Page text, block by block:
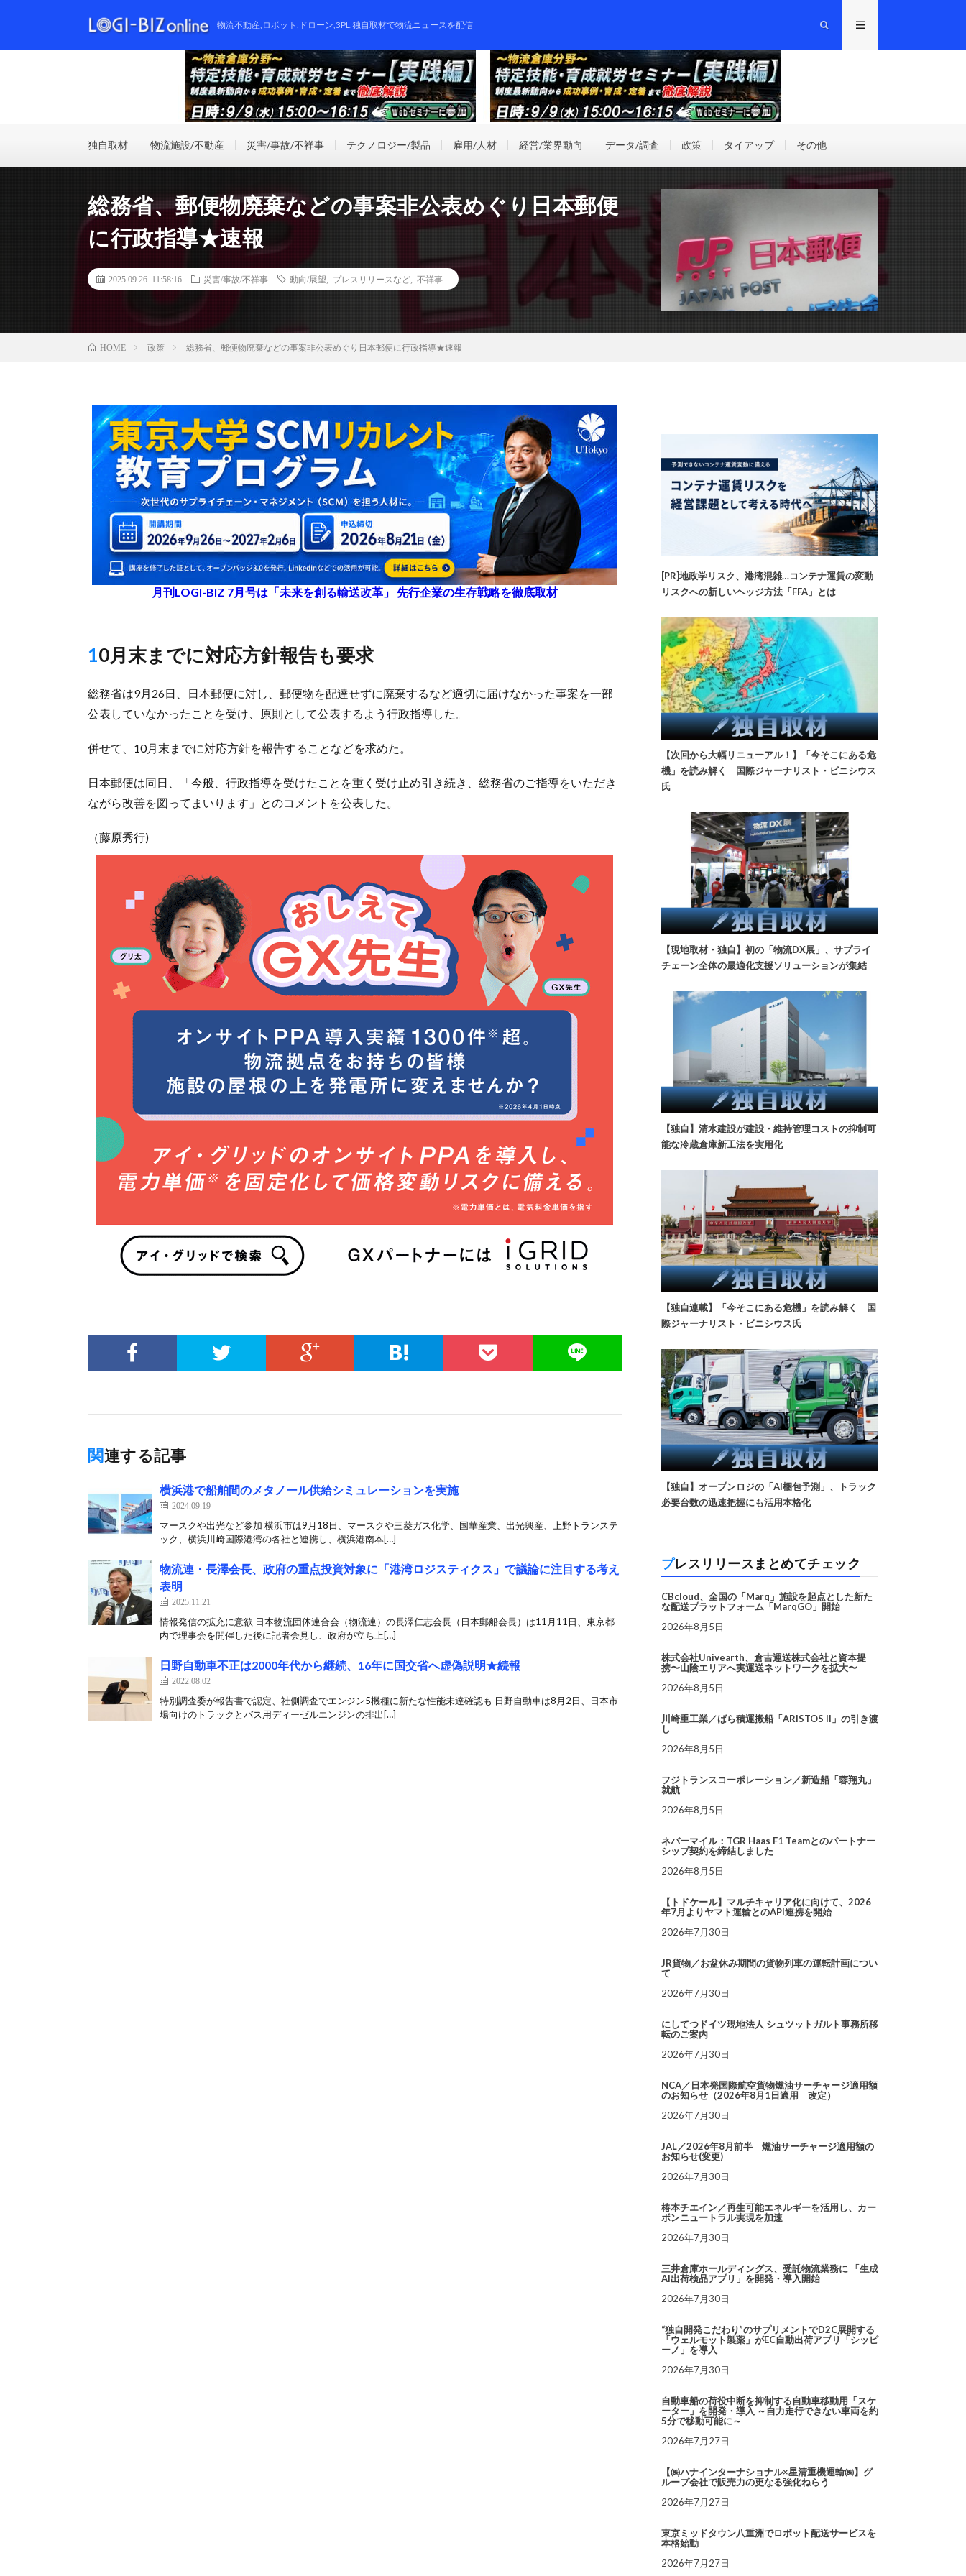
物流不動産,ロボット,ドローン,3PL,独自取材で物流ニュースを配信
独自取材 物流施設/不動産 災害/事故/不祥事 テクノロジー/製品 雇用/人材 経営/業界動向 データ/調査 政策 タイアップ その他
総務省、郵便物廃棄などの事案非公表めぐり日本郵便
に行政指導★速報
2025.09.26 11:58:16 災害/事故/不祥事 動向/展望 プレスリリースなど 不祥事
HOME 政策 総務省、郵便物廃棄などの事案非公表めぐり日本郵便に行政指導★速報
月刊LOGI-BIZ 7月号は「未来を創る輸送改革」 先行企業の生存戦略を徹底取材
10月末までに対応方針報告も要求
総務省は9月26日、日本郵便に対し、郵便物を配達せずに廃棄するなど適切に届けなかった事案を一部
公表していなかったことを受け、原則として公表するよう行政指導した。
併せて、10月末までに対応方針を報告することなどを求めた。
日本郵便は同日、「今般、行政指導を受けたことを重く受け止め引き続き、総務省のご指導をいただき
ながら改善を図ってまいります」とのコメントを公表した。
（藤原秀行)
関連する記事
横浜港で船舶間のメタノール供給シミュレーションを実施
2024.09.19
マースクや出光など参加 横浜市は9月18日、マースクや三菱ガス化学、国華産業、出光興産、上野トランステ
ック、横浜川崎国際港湾の各社と連携し、横浜港南本[…]
物流連・長澤会長、政府の重点投資対象に「港湾ロジスティクス」で議論に注目する考え
表明
2025.11.21
情報発信の拡充に意欲 日本物流団体連合会（物流連）の長澤仁志会長（日本郵船会長）は11月11日、東京都
内で理事会を開催した後に記者会見し、政府が立ち上[…]
日野自動車不正は2000年代から継続、16年に国交省へ虚偽説明★続報
2022.08.02
特別調査委が報告書で認定、社側調査でエンジン5機種に新たな性能未達確認も 日野自動車は8月2日、日本市
場向けのトラックとバス用ディーゼルエンジンの排出[…]
[PR]地政学リスク、港湾混雑…コンテナ運賃の変動
リスクへの新しいヘッジ方法「FFA」とは
【次回から大幅リニューアル！】「今そこにある危
機」を読み解く 国際ジャーナリスト・ビニシウス
氏
【現地取材・独自】初の「物流DX展」、サプライ
チェーン全体の最適化支援ソリューションが集結
【独自】清水建設が建設・維持管理コストの抑制可
能な冷蔵倉庫新工法を実用化
【独自連載】「今そこにある危機」を読み解く 国
際ジャーナリスト・ビニシウス氏
【独自】オープンロジの「AI梱包予測」、トラック
必要台数の迅速把握にも活用本格化
プレスリリースまとめてチェック
CBcloud、全国の「Marq」施設を起点とした新た
な配送プラットフォーム「MarqGO」開始
2026年8月5日
株式会社Univearth、倉吉運送株式会社と資本提
携〜山陰エリアへ実運送ネットワークを拡大〜
2026年8月5日
川崎重工業／ばら積運搬船「ARISTOS II」の引き渡
し
2026年8月5日
フジトランスコーポレーション／新造船「蓉翔丸」
就航
2026年8月5日
ネバーマイル：TGR Haas F1 Teamとのパートナー
シップ契約を締結しました
2026年8月5日
【トドケール】マルチキャリア化に向けて、2026
年7月よりヤマト運輸とのAPI連携を開始
2026年7月30日
JR貨物／お盆休み期間の貨物列車の運転計画につい
て
2026年7月30日
にしてつドイツ現地法人 シュツットガルト事務所移
転のご案内
2026年7月30日
NCA／日本発国際航空貨物燃油サーチャージ適用額
のお知らせ（2026年8月1日適用 改定）
2026年7月30日
JAL／2026年8月前半 燃油サーチャージ適用額の
お知らせ(変更)
2026年7月30日
椿本チエイン／再生可能エネルギーを活用し、カー
ボンニュートラル実現を加速
2026年7月30日
三井倉庫ホールディングス、受託物流業務に 「生成
AI出荷検品アプリ」を開発・導入開始
2026年7月30日
“独自開発こだわり”のサプリメントでD2C展開する
「ウェルモット製薬」がEC自動出荷アプリ「シッピ
ーノ」を導入
2026年7月30日
自動車船の荷役中断を抑制する自動車移動用「スケ
ーター」を開発・導入 ～自力走行できない車両を約
5分で移動可能に～
2026年7月27日
【㈱ハナインターナショナル×星清重機運輸㈱】グ
ループ会社で販売力の更なる強化ねらう
2026年7月27日
東京ミッドタウン八重洲でロボット配送サービスを
本格始動
2026年7月27日